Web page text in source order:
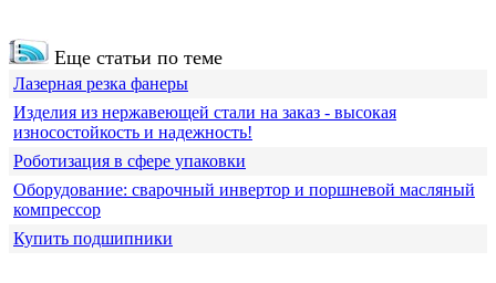
Еще статьи по теме
Лазерная резка фанеры
Изделия из нержавеющей стали на заказ - высокая
износостойкость и надежность!
Роботизация в сфере упаковки
Оборудование: сварочный инвертор и поршневой масляный
компрессор
Купить подшипники